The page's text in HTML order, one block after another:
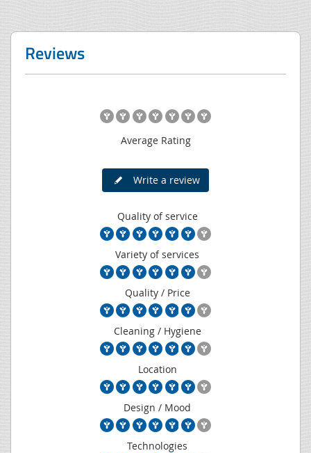
Reviews
Average Rating
Write a review
Quality of service
Variety of services
Quality / Price
Cleaning / Hygiene
Location
Design / Mood
Technologies